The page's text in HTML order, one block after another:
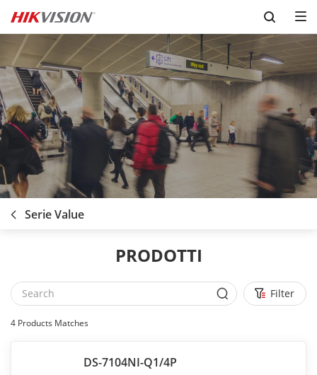
Skip to content
Serie Value
PRODOTTI
Filter
4 Products Matches
DS-7104NI-Q1/4P